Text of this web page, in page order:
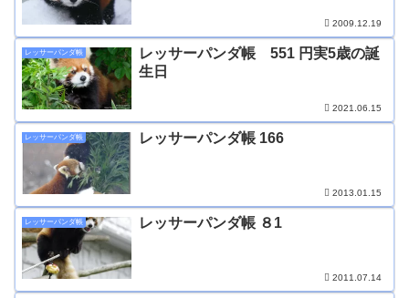
2009.12.19
レッサーパンダ帳
レッサーパンダ帳 551 円実5歳の誕
生日
2021.06.15
レッサーパンダ帳 レッサーパンダ帳 166
2013.01.15
レッサーパンダ帳 レッサーパンダ帳 ８1
2011.07.14